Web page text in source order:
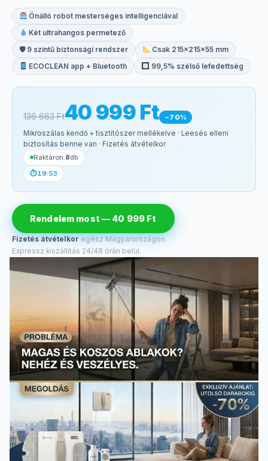
Önálló robot mesterséges intelligenciával
Két ultrahangos permetező
🛡 9 szintű biztonsági rendszer
Csak 215×215×55 mm
ECOCLEAN app + Bluetooth
99,5% szélső lefedettség
136 663 Ft40 999 Ft
−70%
Mikroszálas kendő + tisztítószer mellékelve · Leesés elleni
biztosítás benne van · Fizetés átvételkor
Raktáron:8db
⏱19:52
Rendelem most — 40 999 Ft
Fizetés átvételkoregész Magyarországon.
Expressz kiszállítás 24/48 órán belül.